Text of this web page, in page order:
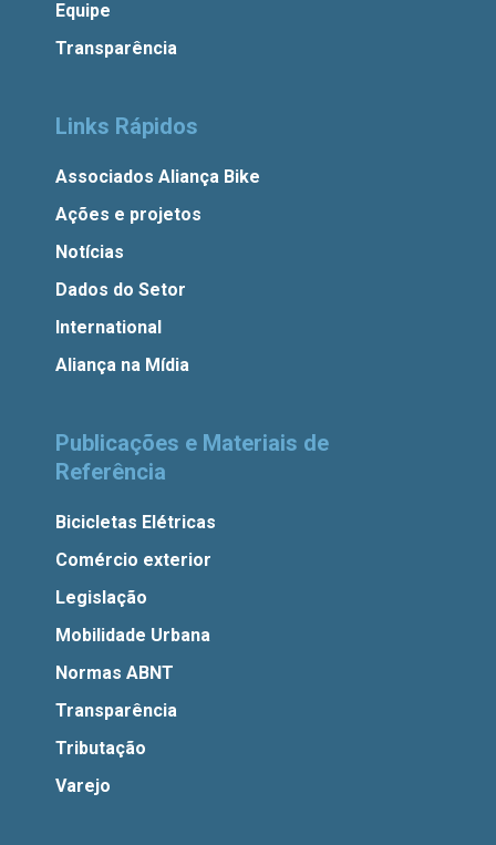
Equipe
Transparência
Links Rápidos
Associados Aliança Bike
Ações e projetos
Notícias
Dados do Setor
International
Aliança na Mídia
Publicações e Materiais de
Referência
Bicicletas Elétricas
Comércio exterior
Legislação
Mobilidade Urbana
Normas ABNT
Transparência
Tributação
Varejo